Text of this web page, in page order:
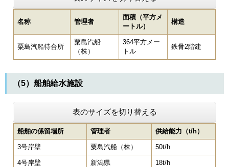
名称 管理者
面積（平方メ
ートル）
構造
粟島汽船待合所
粟島汽船
（株）
364平方メー
トル
鉄骨2階建
（5）船舶給水施設
表のサイズを切り替える
船舶の係留場所 管理者 供給能力（t/h）
3号岸壁 粟島汽船（株） 50t/h
4号岸壁 新潟県 18t/h